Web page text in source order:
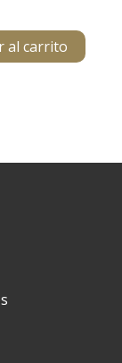
al carrito